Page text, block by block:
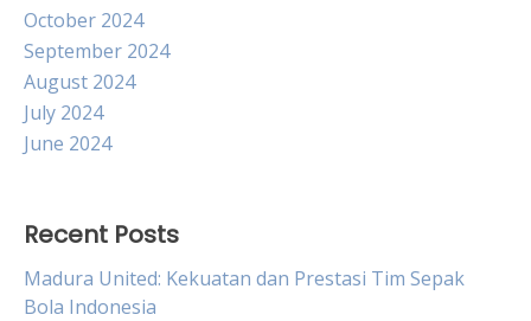
October 2024
September 2024
August 2024
July 2024
June 2024
Recent Posts
Madura United: Kekuatan dan Prestasi Tim Sepak
Bola Indonesia